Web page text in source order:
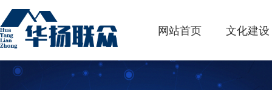
网站首页 文化建设